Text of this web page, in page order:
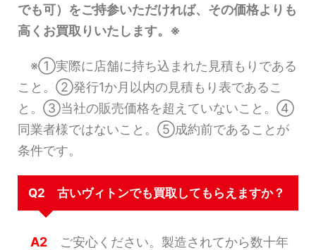
でも可）をご持参いただければ、その価格よりも
高くお買取りいたします。※
※①実際に店舗に持ち込まれた見積もりである
こと。②発行1か月以内の見積もり表であるこ
と。③当社の販売価格を超えていないこと。④
同業者様ではないこと。⑤成約前であることが
条件です。
Q2 古いヴィトンでも買取してもらえますか？
A2 ご安心ください。製造されてから数十年